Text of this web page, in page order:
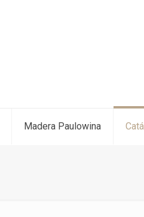
Madera Paulowina